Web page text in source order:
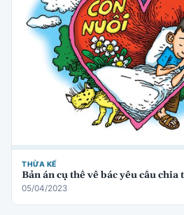
THỪA KẾ
Bản án cụ thể về bác yêu cầu chia
05/04/2023